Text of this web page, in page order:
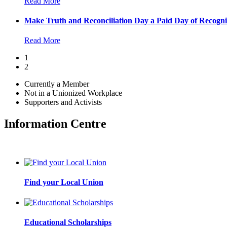
Make Truth and Reconciliation Day a Paid Day of
Read More
1
2
Currently a Member
Not in a Unionized Workplace
Supporters and Activists
Information Centre
Find your Local Union
Educational Scholarships